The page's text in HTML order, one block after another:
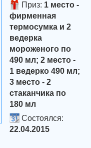
Приз: 1 место -
фирменная
термосумка и 2
ведерка
мороженого по
490 мл; 2 место -
1 ведерко 490 мл;
3 место - 2
стаканчика по
180 мл
Состоялся:
22.04.2015